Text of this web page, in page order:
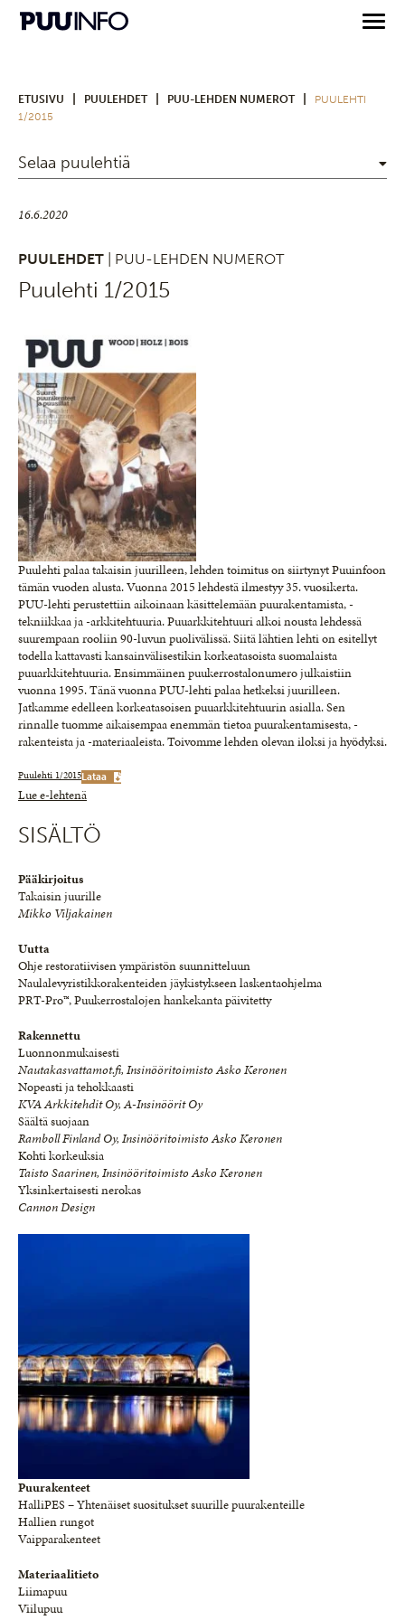
ETUSIVU PUULEHDET PUU-LEHDEN NUMEROT
PUULEHTI
1/2015
Selaa puulehtiä
16.6.2020
PUULEHDET | PUU-LEHDEN NUMEROT
Puulehti 1/2015
Puulehti palaa takaisin juurilleen, lehden toimitus on siirtynyt Puuinfoon
tämän vuoden alusta. Vuonna 2015 lehdestä ilmestyy 35. vuosikerta.
PUU-lehti perustettiin aikoinaan käsittelemään puurakentamista, -
tekniikkaa ja -arkkitehtuuria. Puuarkkitehtuuri alkoi nousta lehdessä
suurempaan rooliin 90-luvun puolivälissä. Siitä lähtien lehti on esitellyt
todella kattavasti kansainvälisestikin korkeatasoista suomalaista
puuarkkitehtuuria. Ensimmäinen puukerrostalonumero julkaistiin
vuonna 1995. Tänä vuonna PUU-lehti palaa hetkeksi juurilleen.
Jatkamme edelleen korkeatasoisen puuarkkitehtuurin asialla. Sen
rinnalle tuomme aikaisempaa enemmän tietoa puurakentamisesta, -
rakenteista ja -materiaaleista. Toivomme lehden olevan iloksi ja hyödyksi.
Puulehti 1/2015Lataa
Lue e-lehtenä
SISÄLTÖ
Pääkirjoitus
Takaisin juurille
Mikko Viljakainen
Uutta
Ohje restoratiivisen ympäristön suunnitteluun
Naulalevyristikkorakenteiden jäykistykseen laskentaohjelma
PRT-Pro™, Puukerrostalojen hankekanta päivitetty
Rakennettu
Luonnonmukaisesti
Nautakasvattamot.fi, Insinööritoimisto Asko Keronen
Nopeasti ja tehokkaasti
KVA Arkkitehdit Oy, A-Insinöörit Oy
Säältä suojaan
Ramboll Finland Oy, Insinööritoimisto Asko Keronen
Kohti korkeuksia
Taisto Saarinen, Insinööritoimisto Asko Keronen
Yksinkertaisesti nerokas
Cannon Design
Puurakenteet
HalliPES – Yhtenäiset suositukset suurille puurakenteille
Hallien rungot
Vaipparakenteet
Materiaalitieto
Liimapuu
Viilupuu